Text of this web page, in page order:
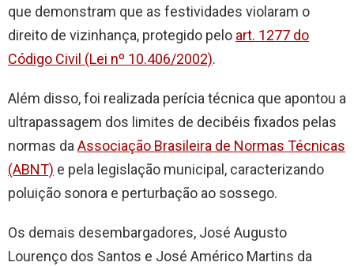
que demonstram que as festividades violaram o
direito de vizinhança, protegido pelo art. 1277 do
Código Civil (Lei nº 10.406/2002).
Além disso, foi realizada perícia técnica que apontou a
ultrapassagem dos limites de decibéis fixados pelas
normas daAssociação Brasileira de Normas Técnicas
(ABNT) e pela legislação municipal, caracterizando
poluição sonora e perturbação ao sossego.
Os demais desembargadores, José Augusto
Lourenço dos Santos e José Américo Martins da